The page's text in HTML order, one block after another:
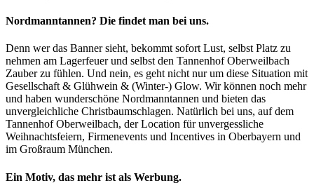
Nordmanntannen? Die findet man bei uns.
Denn wer das Banner sieht, bekommt sofort Lust, selbst Platz zu
nehmen am Lagerfeuer und selbst den Tannenhof Oberweilbach
Zauber zu fühlen. Und nein, es geht nicht nur um diese Situation mit
Gesellschaft & Glühwein & (Winter-) Glow. Wir können noch mehr
und haben wunderschöne Nordmanntannen und bieten das
unvergleichliche Christbaumschlagen. Natürlich bei uns, auf dem
Tannenhof Oberweilbach, der Location für unvergessliche
Weihnachtsfeiern, Firmenevents und Incentives in Oberbayern und
im Großraum München.
Ein Motiv, das mehr ist als Werbung.